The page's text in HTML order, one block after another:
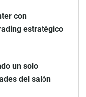
con
estratégico
un solo
del salón